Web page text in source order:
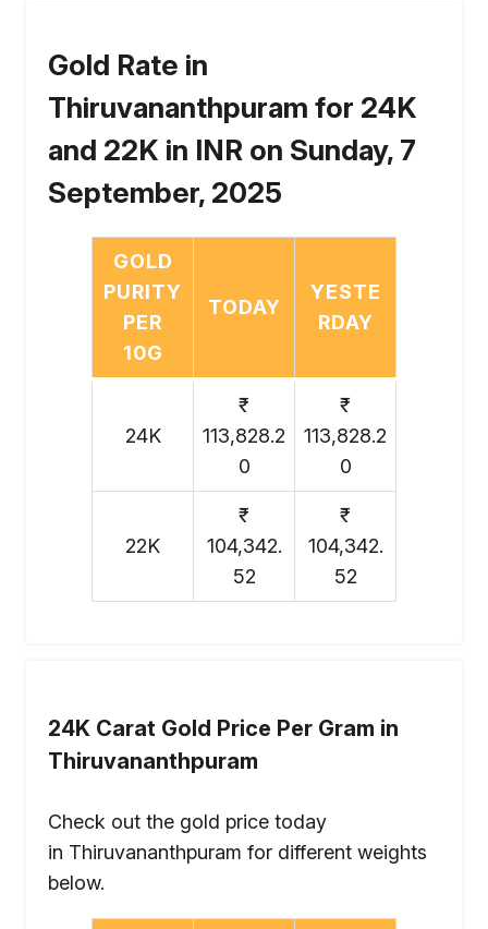
Gold Rate in
Thiruvananthpuram for 24K
and 22K in INR on Sunday, 7
September, 2025
GOLD
PURITY
PER
10G
TODAY
YESTE
RDAY
24K
₹
113,828.2
0
₹
113,828.2
0
22K
₹
104,342.
52
₹
104,342.
52
24K Carat Gold Price Per Gram in
Thiruvananthpuram
Check out the gold price today
in Thiruvananthpuram for different weights
below.